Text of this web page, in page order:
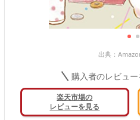
出典：
購入者のレビュー
楽天市場の
レビューを見る